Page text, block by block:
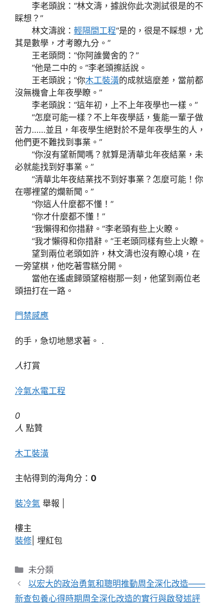
李老頭說：“林文濤，據說你此次測試很是的不
睬想？”
林文濤說： 輕隔間工程“是的，很是不睬想，尤
其是數學，才考瞭九分。”
王老頭問：“你阿誰黌舍的？”
“他是二中的。”李老頭擦話說。
王老頭說；“你木工裝潢的成就這麼差，當前都
沒無機會上年夜學瞭。”
李老頭說：“這年初，上不上年夜學也一樣。”
“怎麼可能一樣？不上年夜學話，隻能一輩子做
苦力……並且，年夜學生絕對於不是年夜學生的人，
他們更不難找到事業。”
“你沒有望新聞嗎？就算是清華北年夜結業，未
必就能找到好事業。”
“清華北年夜結業找不到好事業？怎麼可能！你
在哪裡望的爛新聞。”
“你這人什麼都不懂！”
“你才什麼都不懂！”
“我懶得和你措辭。”李老頭有些上火瞭。
“我才懶得和你措辭。”王老頭同樣有些上火瞭。
望到兩位老頭如許，林文濤也沒有瞭心境，在
一旁望棋，他吃著雪糕分開。
當他在遙處歸頭望榕樹那一刻，他望到兩位老
頭扭打在一路。
門禁感應
的手，急切地懇求著。 .
人打賞
冷氣水電工程
0
人 點贊
木工裝潢
主帖得到的海角分： 0
裝冷氣 舉報 |
樓主
裝修 埋紅包
分
類
未分類
以宏大的政治勇氣和聰明推動周全深化改造——
新查包養心得時期周全深化改造的實行與啟發述評